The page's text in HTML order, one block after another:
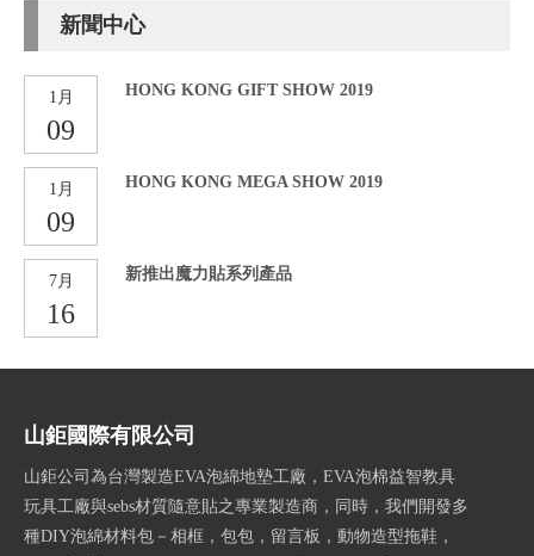
新聞中心
1月
09
HONG KONG GIFT SHOW 2019
1月
09
HONG KONG MEGA SHOW 2019
7月
16
新推出魔力貼系列產品
山鉅國際有限公司
山鉅公司為台灣製造EVA泡綿地墊工廠，EVA泡棉益智教具
玩具工廠與sebs材質隨意貼之專業製造商，同時，我們開發多
種DIY泡綿材料包－相框，包包，留言板，動物造型拖鞋，